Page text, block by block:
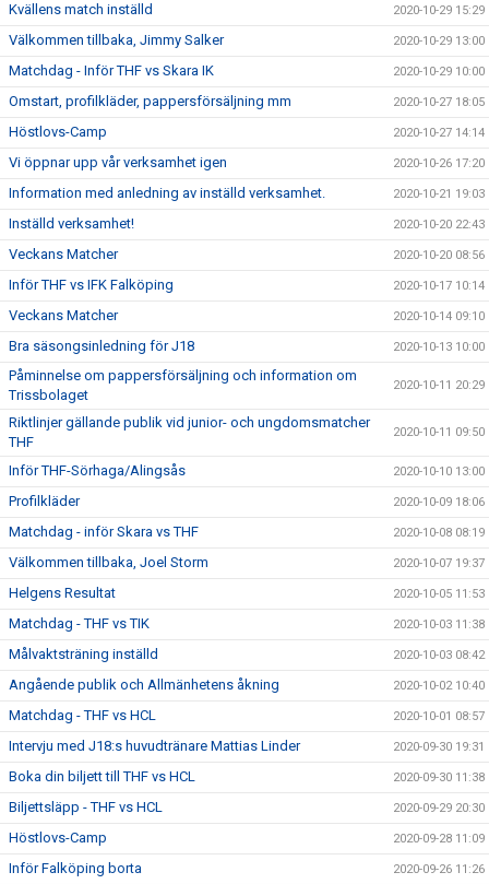
Kvällens match inställd 2020-10-29 15:29
Välkommen tillbaka, Jimmy Salker 2020-10-29 13:00
Matchdag - Inför THF vs Skara IK 2020-10-29 10:00
Omstart, profilkläder, pappersförsäljning mm 2020-10-27 18:05
Höstlovs-Camp 2020-10-27 14:14
Vi öppnar upp vår verksamhet igen 2020-10-26 17:20
Information med anledning av inställd verksamhet. 2020-10-21 19:03
Inställd verksamhet! 2020-10-20 22:43
Veckans Matcher 2020-10-20 08:56
Inför THF vs IFK Falköping 2020-10-17 10:14
Veckans Matcher 2020-10-14 09:10
Bra säsongsinledning för J18 2020-10-13 10:00
Påminnelse om pappersförsäljning och information om
Trissbolaget
2020-10-11 20:29
Riktlinjer gällande publik vid junior- och ungdomsmatcher
THF
2020-10-11 09:50
Inför THF-Sörhaga/Alingsås 2020-10-10 13:00
Profilkläder 2020-10-09 18:06
Matchdag - inför Skara vs THF 2020-10-08 08:19
Välkommen tillbaka, Joel Storm 2020-10-07 19:37
Helgens Resultat 2020-10-05 11:53
Matchdag - THF vs TIK 2020-10-03 11:38
Målvaktsträning inställd 2020-10-03 08:42
Angående publik och Allmänhetens åkning 2020-10-02 10:40
Matchdag - THF vs HCL 2020-10-01 08:57
Intervju med J18:s huvudtränare Mattias Linder 2020-09-30 19:31
Boka din biljett till THF vs HCL 2020-09-30 11:38
Biljettsläpp - THF vs HCL 2020-09-29 20:30
Höstlovs-Camp 2020-09-28 11:09
Inför Falköping borta 2020-09-26 11:26